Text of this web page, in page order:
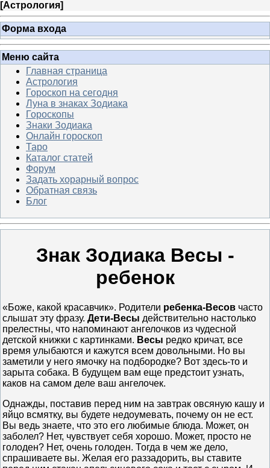
[Астрология]
Форма входа
Меню сайта
Главная страница
Астрология
Гороскоп на сегодня
Луна в знаках Зодиака
Гороскопы
Знаки Зодиака
Онлайн гороскоп
Таро
Каталог статей
Форум
Задать хорарный вопрос
Обратная связь
Блог
Знак Зодиака Весы -
ребенок
«Боже, какой красавчик». Родители ребенка-Весов часто
слышат эту фразу. Дети-Весы действительно настолько
прелестны, что напоминают ангелочков из чудесной
детской книжки с картинками. Весы редко кричат, все
время улыбаются и кажутся всем довольными. Но вы
заметили у него ямочку на подбородке? Вот здесь-то и
зарыта собака. В будущем вам еще предстоит узнать,
каков на самом деле ваш ангелочек.
Однажды, поставив перед ним на завтрак овсяную кашу и
яйцо всмятку, вы будете недоумевать, почему он не ест.
Вы ведь знаете, что это его любимые блюда. Может, он
заболел? Нет, чувствует себя хорошо. Может, просто не
голоден? Нет, очень голоден. Тогда в чем же дело,
спрашиваете вы. Желая его раззадорить, вы ставите